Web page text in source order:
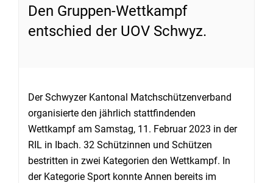
Den Gruppen-Wettkampf
entschied der UOV Schwyz.
Der Schwyzer Kantonal Matchschützenverband
organisierte den jährlich stattfindenden
Wettkampf am Samstag, 11. Februar 2023 in der
RIL in Ibach. 32 Schützinnen und Schützen
bestritten in zwei Kategorien den Wettkampf. In
der Kategorie Sport konnte Annen bereits im